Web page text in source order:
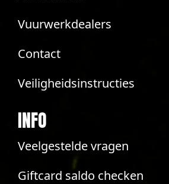
Vuurwerkdealers
Contact
Veiligheidsinstructies
INFO
Veelgestelde vragen
Giftcard saldo checken